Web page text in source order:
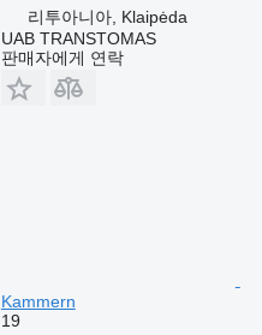
리투아니아, Klaipėda
UAB TRANSTOMAS
판매자에게 연락
Kammern
19